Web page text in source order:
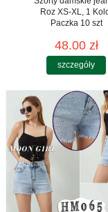
Roz XS-XL, 1
Paczka 10 szt
48.00 zł
szczegóły